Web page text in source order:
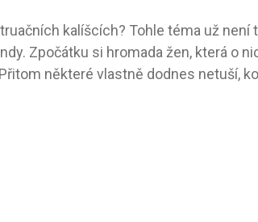
kalíšcích? Tohle téma už není
Zpočátku si hromada žen, která o
některé vlastně dodnes netuší,